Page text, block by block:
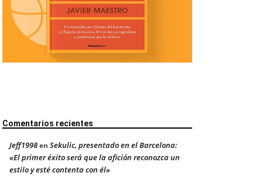
Comentarios recientes
Jeff1998en Sekulic, presentado en el Barcelona:
«El primer éxito será que la afición reconozca un
estilo y esté contenta con él»